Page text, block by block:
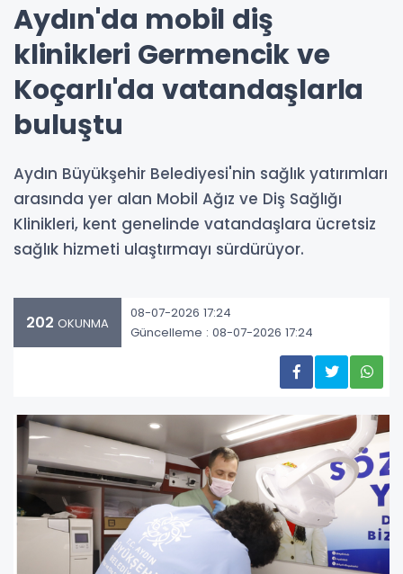
Aydın'da mobil diş
klinikleri Germencik ve
Koçarlı'da vatandaşlarla
buluştu
Aydın Büyükşehir Belediyesi'nin sağlık yatırımları
arasında yer alan Mobil Ağız ve Diş Sağlığı
Klinikleri, kent genelinde vatandaşlara ücretsiz
sağlık hizmeti ulaştırmayı sürdürüyor.
202 OKUNMA
08-07-2026 17:24
Güncelleme : 08-07-2026 17:24